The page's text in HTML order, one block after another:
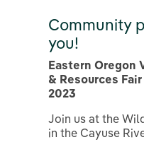
Community
you!
Eastern Oregon
& Resources
2023
Join us at the
in the Cayuse